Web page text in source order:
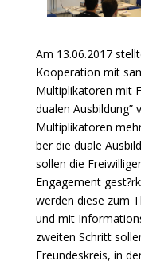
Am 13.06.2017
Kooperation mit
Multiplikatoren mit
dualen Ausbildung”
Multiplikatoren
ber die duale
sollen die
Engagement
werden diese zum
und mit
zweiten Schritt
Freundeskreis, in